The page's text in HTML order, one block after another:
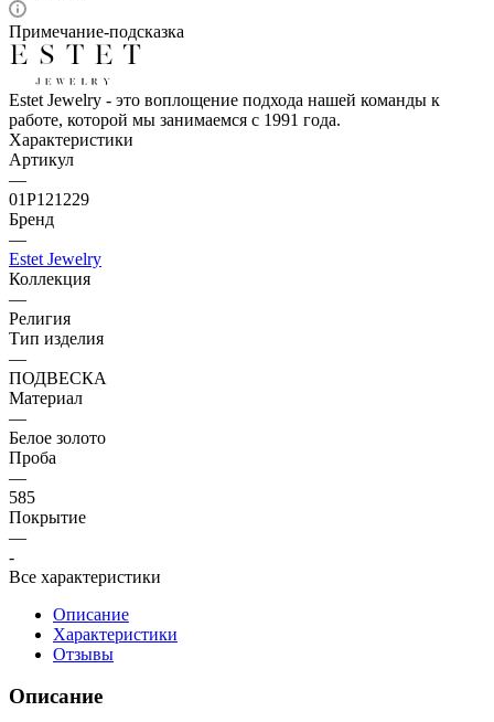
Примечание-подсказка
Estet Jewelry - это воплощение подхода нашей команды к
работе, которой мы занимаемся с 1991 года.
Характеристики
Артикул
—
01Р121229
Бренд
—
Estet Jewelry
Коллекция
—
Религия
Тип изделия
—
ПОДВЕСКА
Материал
—
Белое золото
Проба
—
585
Покрытие
—
-
Все характеристики
Описание
Характеристики
Отзывы
Описание